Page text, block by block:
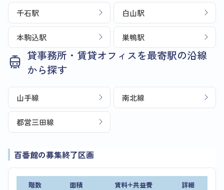
千石駅 白山駅
本駒込駅 巣鴨駅
貸事務所・賃貸オフィスを最寄駅の沿線
から探す
山手線 南北線
都営三田線
百番館の募集終了区画
階数 面積 賃料+共益費 詳細